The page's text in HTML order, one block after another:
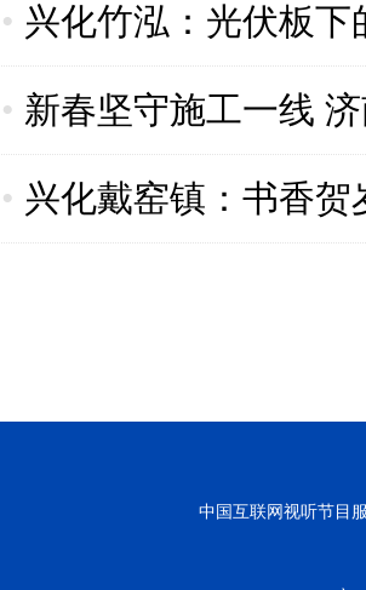
• 兴化竹泓：光伏板下
• 新春坚守施工一线
• 兴化戴窑镇：书香贺
中国互联网视听节目